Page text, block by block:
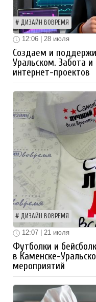
ДИЗАЙН ВОВРЕМЯ
12:06 | 28 июля
Создаем и
Уральском. Забота
интернет-проектов
ДИЗАЙН ВОВРЕМЯ
12:07 | 21 июля
Футболки и
в Каменске-
мероприятий